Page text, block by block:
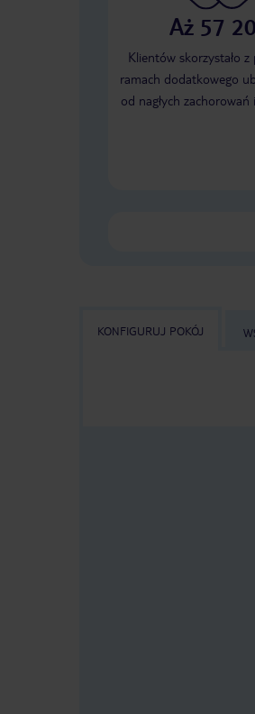
Aż 57
Klientów skorzystało
ramach dodatkowego
od nagłych
KONFIGURUJ POKÓJ